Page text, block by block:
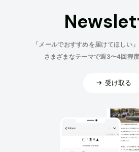
「メールでおすすめを届けてほしい
さまざまなテーマで週3〜4回程度
受け取る